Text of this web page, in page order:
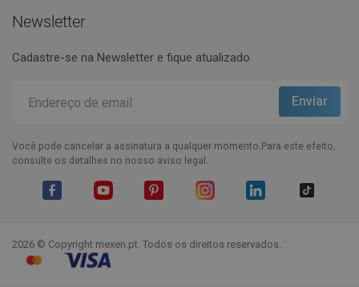
Newsletter
Cadastre-se na Newsletter e fique atualizado.
Você pode cancelar a assinatura a qualquer momento.Para este efeito,
consulte os detalhes no nosso aviso legal.
2026 © Copyright mexen.pt. Todos os direitos reservados.